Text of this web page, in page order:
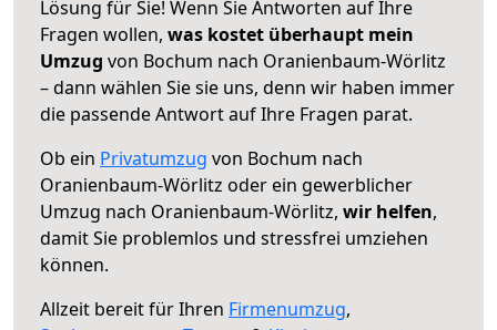
Lösung für Sie! Wenn Sie Antworten auf Ihre
Fragen wollen, was kostet überhaupt mein
Umzug von Bochum nach Oranienbaum-Wörlitz
– dann wählen Sie sie uns, denn wir haben immer
die passende Antwort auf Ihre Fragen parat.
Ob ein Privatumzug von Bochum nach
Oranienbaum-Wörlitz oder ein gewerblicher
Umzug nach Oranienbaum-Wörlitz, wir helfen,
damit Sie problemlos und stressfrei umziehen
können.
Allzeit bereit für Ihren Firmenumzug,